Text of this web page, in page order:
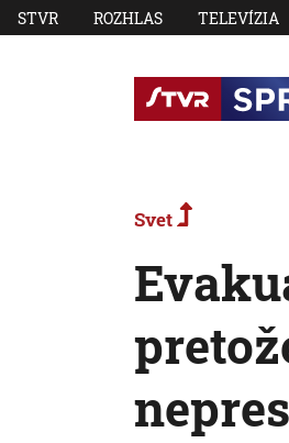
STVR ROZHLAS TELEVÍZIA
Svet